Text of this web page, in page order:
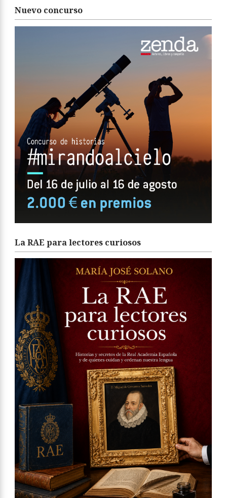
Nuevo concurso
La RAE para lectores curiosos